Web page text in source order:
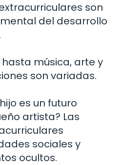
son
del desarrollo
música, arte y
son variadas.
es un futuro
artista? Las
sociales y
ocultos.